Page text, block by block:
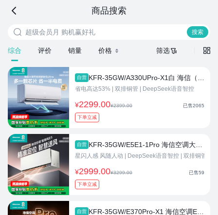
海信商城
 搜索商品
商品搜索
 超级会员月 购机赢好礼 搜索
综合 评价 销量 价格 
 筛选
自营
省电高达53% 双排铜管 DeepSeek语音智控
¥2299.00¥2399.00 已售2065
下单立减
自营
星闪人感 风随人动 DeepSeek语音智控 双排铜管
¥2999.00¥3299.00 已售59
下单立减
自营